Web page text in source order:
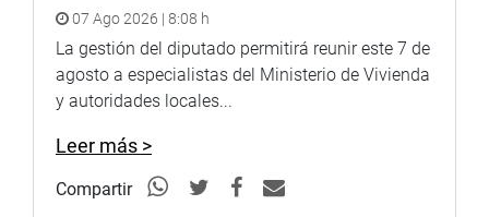
DESPACHO CONGRESAL
07 Ago 2026 | 8:08 h
La gestión del diputado permitirá reunir este 7 de
agosto a especialistas del Ministerio de Vivienda
y autoridades locales...
Leer más >
Compartir